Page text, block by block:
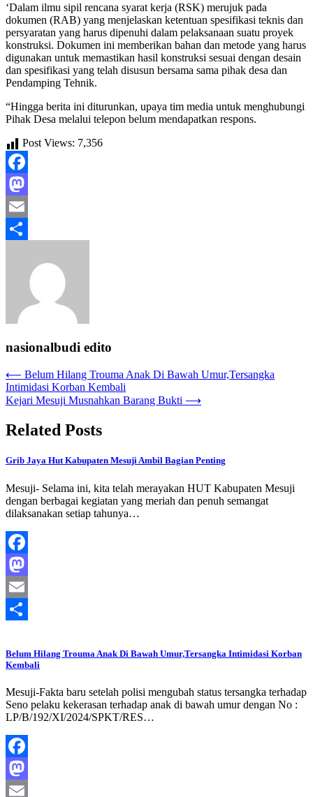
‘Dalam ilmu sipil rencana syarat kerja (RSK) merujuk pada
dokumen (RAB) yang menjelaskan ketentuan spesifikasi teknis dan
persyaratan yang harus dipenuhi dalam pelaksanaan suatu proyek
konstruksi. Dokumen ini memberikan bahan dan metode yang harus
digunakan untuk memastikan hasil konstruksi sesuai dengan desain
dan spesifikasi yang telah disusun bersama sama pihak desa dan
Pendamping Tehnik.
“Hingga berita ini diturunkan, upaya tim media untuk menghubungi
Pihak Desa melalui telepon belum mendapatkan respons.
Post Views: 7,356
Facebook
Mastodon
Email
nasionalbudi edito
Navigasi
pos
⟵ Belum Hilang Trouma Anak Di Bawah Umur,Tersangka
Intimidasi Korban Kembali
Kejari Mesuji Musnahkan Barang Bukti ⟶
Related Posts
Grib Jaya Hut Kabupaten Mesuji Ambil Bagian Penting
Mesuji- Selama ini, kita telah merayakan HUT Kabupaten Mesuji
dengan berbagai kegiatan yang meriah dan penuh semangat
dilaksanakan setiap tahunya…
Facebook
Mastodon
Email
Belum Hilang Trouma Anak Di Bawah Umur,Tersangka Intimidasi Korban
Kembali
Mesuji-Fakta baru setelah polisi mengubah status tersangka terhadap
Seno pelaku kekerasan terhadap anak di bawah umur dengan No :
LP/B/192/XI/2024/SPKT/RES…
Facebook
Mastodon